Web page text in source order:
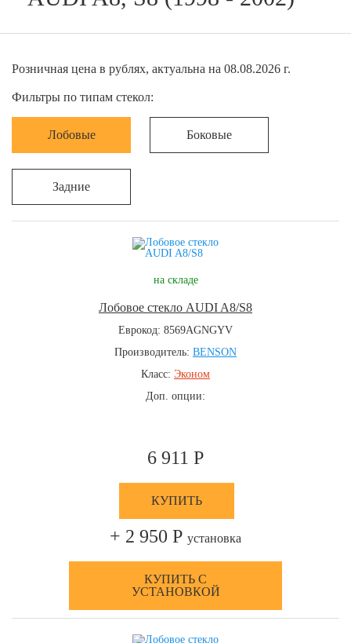
Розничная цена в рублях, актуальна на 08.08.2026 г.
Фильтры по типам стекол:
Лобовые Боковые
Задние
на складе
Лобовое стекло AUDI A8/S8
Еврокод: 8569AGNGYV
Производитель: BENSON
Класс: Эконом
Доп. опции:
6 911 Р
КУПИТЬ
+ 2 950 Р установка
КУПИТЬ С
УСТАНОВКОЙ